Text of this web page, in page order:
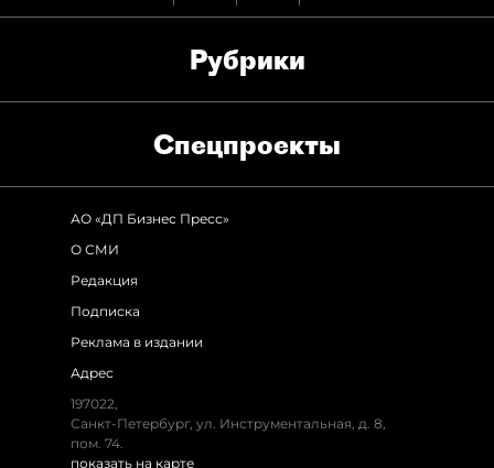
Рубрики
Спец­проекты
АО «ДП Бизнес Пресс»
О СМИ
Редакция
Подписка
Реклама в издании
Адрес
197022,
Санкт-Петербург, ул. Инструментальная, д. 8,
пом. 74.
показать на карте